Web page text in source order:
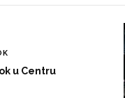
u Centru